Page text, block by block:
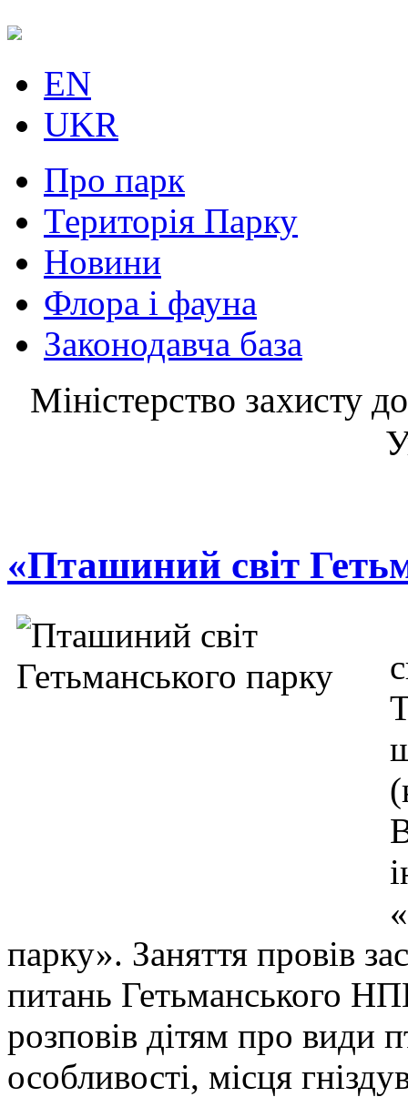
EN
UKR
Про парк
Територія Парку
Новини
Флора і фауна
Законодавча база
Міністерство захисту
«Пташиний світ
парку». Заняття провів
питань Гетьманського
розповів дітям про види
особливості, місця